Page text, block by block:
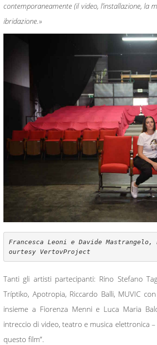
contemporaneamente (il video, l’installazione, la
ibridazione.»
Francesca Leoni e Davide Mastrangelo,
ourtesy VertovProject
Tanti gli artisti partecipanti: Rino Stefano
Tríptiko, Apotropia, Riccardo Balli, MUVIC
insieme a Fiorenza Menni e Luca Maria
intreccio di video, teatro e musica elettronica
questo film”.